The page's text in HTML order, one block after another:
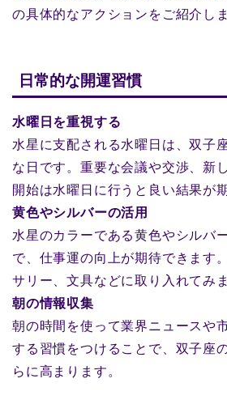
の具体的なアクションをご紹介しま
日常的な開運習慣
水曜日を重視する
水星に支配される水曜日は、双子
な日です。重要な会議や交渉、新
開始は水曜日に行うと良い結果が
黄色やシルバーの活用
水星のカラーである黄色やシルバ
で、仕事運の向上が期待できます
サリー、文具などに取り入れてみ
朝の情報収集
朝の時間を使って業界ニュースや
する習慣をつけることで、双子座
らに高まります。